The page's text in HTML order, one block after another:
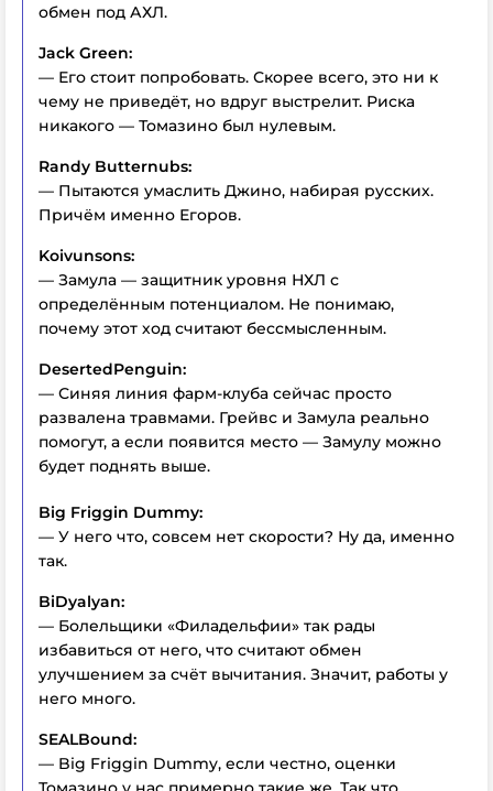
обмен под АХЛ.
Jack Green:
— Его стоит попробовать. Скорее всего, это ни к
чему не приведёт, но вдруг выстрелит. Риска
никакого — Томазино был нулевым.
Randy Butternubs:
— Пытаются умаслить Джино, набирая русских.
Причём именно Егоров.
Koivunsons:
— Замула — защитник уровня НХЛ с
определённым потенциалом. Не понимаю,
почему этот ход считают бессмысленным.
DesertedPenguin:
— Синяя линия фарм-клуба сейчас просто
развалена травмами. Грейвс и Замула реально
помогут, а если появится место — Замулу можно
будет поднять выше.
Big Friggin Dummy:
— У него что, совсем нет скорости? Ну да, именно
так.
BiDyalyan:
— Болельщики «Филадельфии» так рады
избавиться от него, что считают обмен
улучшением за счёт вычитания. Значит, работы у
него много.
SEALBound:
— Big Friggin Dummy, если честно, оценки